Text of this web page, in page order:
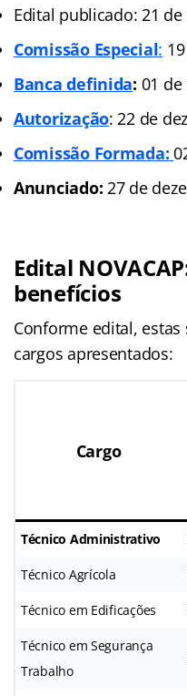
Edital publicado: 21
Comissão Especial:
Banca definida: 01
Autorização: 22 de
Comissão Formada:
Anunciado:27 de
Edital
benefícios
Conforme edital,
cargos apresentados:
Cargo
Técnico Administrativo
Técnico Agrícola
Técnico em Edificações
Técnico em Segurança
Trabalho